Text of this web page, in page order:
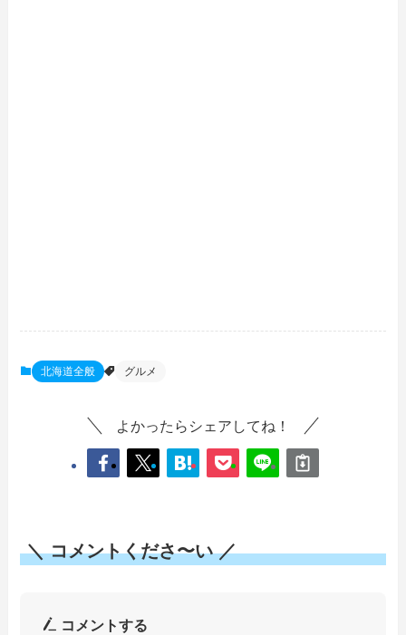
北海道全般 グルメ
よかったらシェアしてね！
＼ コメントくださ〜い ／
コメントする